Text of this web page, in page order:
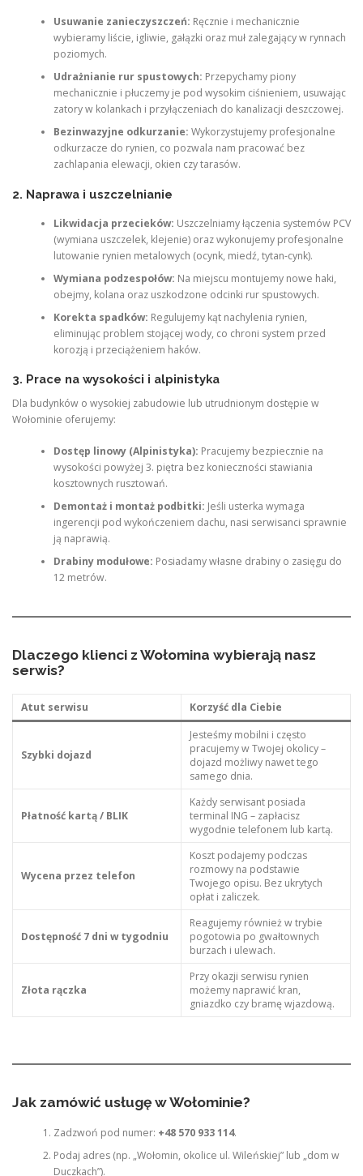
Usuwanie zanieczyszczeń: Ręcznie i mechanicznie
wybieramy liście, igliwie, gałązki oraz muł zalegający w rynnach
poziomych.
Udrażnianie rur spustowych: Przepychamy piony
mechanicznie i płuczemy je pod wysokim ciśnieniem, usuwając
zatory w kolankach i przyłączeniach do kanalizacji deszczowej.
Bezinwazyjne odkurzanie: Wykorzystujemy profesjonalne
odkurzacze do rynien, co pozwala nam pracować bez
zachlapania elewacji, okien czy tarasów.
2. Naprawa i uszczelnianie
Likwidacja przecieków: Uszczelniamy łączenia systemów PCV
(wymiana uszczelek, klejenie) oraz wykonujemy profesjonalne
lutowanie rynien metalowych (ocynk, miedź, tytan-cynk).
Wymiana podzespołów: Na miejscu montujemy nowe haki,
obejmy, kolana oraz uszkodzone odcinki rur spustowych.
Korekta spadków: Regulujemy kąt nachylenia rynien,
eliminując problem stojącej wody, co chroni system przed
korozją i przeciążeniem haków.
3. Prace na wysokości i alpinistyka
Dla budynków o wysokiej zabudowie lub utrudnionym dostępie w
Wołominie oferujemy:
Dostęp linowy (Alpinistyka): Pracujemy bezpiecznie na
wysokości powyżej 3. piętra bez konieczności stawiania
kosztownych rusztowań.
Demontaż i montaż podbitki: Jeśli usterka wymaga
ingerencji pod wykończeniem dachu, nasi serwisanci sprawnie
ją naprawią.
Drabiny modułowe: Posiadamy własne drabiny o zasięgu do
12 metrów.
Dlaczego klienci z Wołomina wybierają nasz
serwis?
Atut serwisu Korzyść dla Ciebie
Szybki dojazd
Jesteśmy mobilni i często
pracujemy w Twojej okolicy –
dojazd możliwy nawet tego
samego dnia.
Płatność kartą / BLIK
Każdy serwisant posiada
terminal ING – zapłacisz
wygodnie telefonem lub kartą.
Wycena przez telefon
Koszt podajemy podczas
rozmowy na podstawie
Twojego opisu. Bez ukrytych
opłat i zaliczek.
Dostępność 7 dni w tygodniu
Reagujemy również w trybie
pogotowia po gwałtownych
burzach i ulewach.
Złota rączka
Przy okazji serwisu rynien
możemy naprawić kran,
gniazdko czy bramę wjazdową.
Jak zamówić usługę w Wołominie?
Zadzwoń pod numer: +48 570 933 114.
Podaj adres (np. „Wołomin, okolice ul. Wileńskiej” lub „dom w
Duczkach”).